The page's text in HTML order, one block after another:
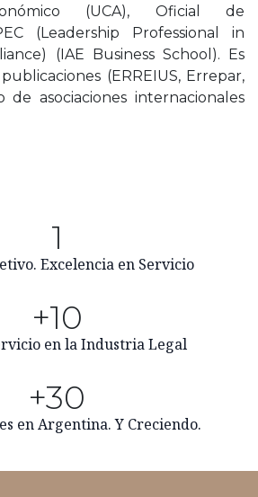
(UCA), Oficial de
(Leadership Professional in
(IAE Business School). Es
(ERREIUS, Errepar,
de asociaciones internacionales
1
Excelencia en Servicio
+10
en la Industria Legal
+30
en Argentina. Y Creciendo.